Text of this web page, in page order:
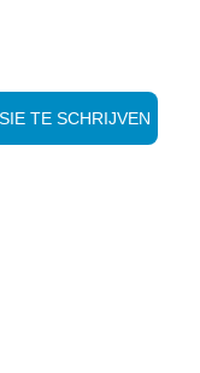
TE SCHRIJVEN